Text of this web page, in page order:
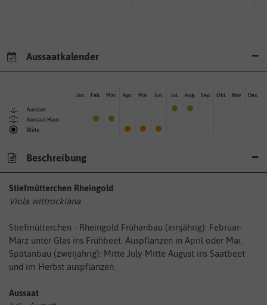
Aussaatkalender
Aussaat
Aussaat Haus
Blüte
Jan. Feb. Mär. Apr. Mai Jun. Jul. Aug. Sep. Okt. Nov. Dez.
Beschreibung
Stiefmütterchen Rheingold
Viola wittrockiana
Stiefmütterchen - Rheingold Frühanbau (einjährig): Februar-
März unter Glas ins Frühbeet. Auspflanzen in April oder Mai.
Spätanbau (zweijährig): Mitte July-Mitte August ins Saatbeet
und im Herbst auspflanzen.
Aussaat